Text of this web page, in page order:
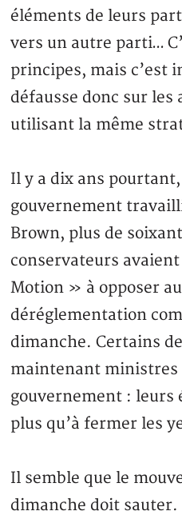
éléments de leurs
vers un autre parti…
principes, mais c’est
défausse donc sur
utilisant la même
Il y a dix ans pourtant,
gouvernement
Brown, plus de
conservateurs
Motion » à opposer
déréglementation
dimanche. Certains
maintenant ministres
gouvernement : leurs
plus qu’à fermer les
Il semble que le
dimanche doit